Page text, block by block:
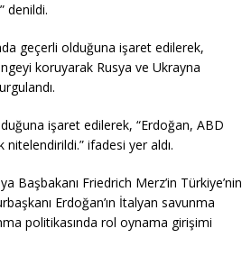
denildi.
geçerli olduğuna işaret edilerek,
koruyarak Rusya ve Ukrayna
işaret edilerek, “Erdoğan, ABD
ifadesi yer aldı.
Başbakanı Friedrich Merz’in Türkiye’nin
Erdoğan’ın İtalyan savunma
politikasında rol oynama girişimi